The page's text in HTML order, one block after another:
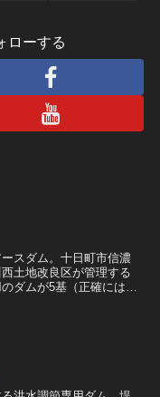
ローする
スダム。十日町市信濃
土地改良区が管理する
ダムが5基（正確にはダ